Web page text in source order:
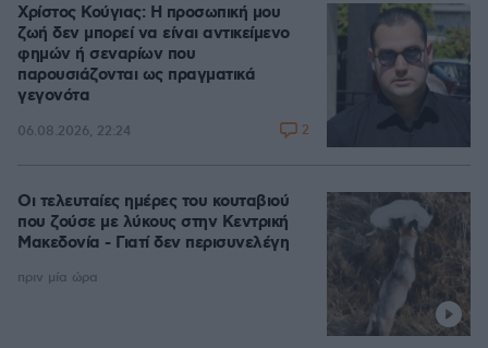
Χρίστος Κούγιας: Η προσωπική μου
ζωή δεν μπορεί να είναι αντικείμενο
φημών ή σεναρίων που
παρουσιάζονται ως πραγματικά
γεγονότα
06.08.2026, 22:24 2
Οι τελευταίες ημέρες του κουταβιού
που ζούσε με λύκους στην Κεντρική
Μακεδονία - Γιατί δεν περισυνελέγη
πριν μία ώρα